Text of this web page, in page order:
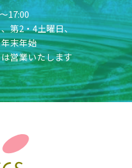
17:00
第2・4土曜日、
末年始
営業いたします